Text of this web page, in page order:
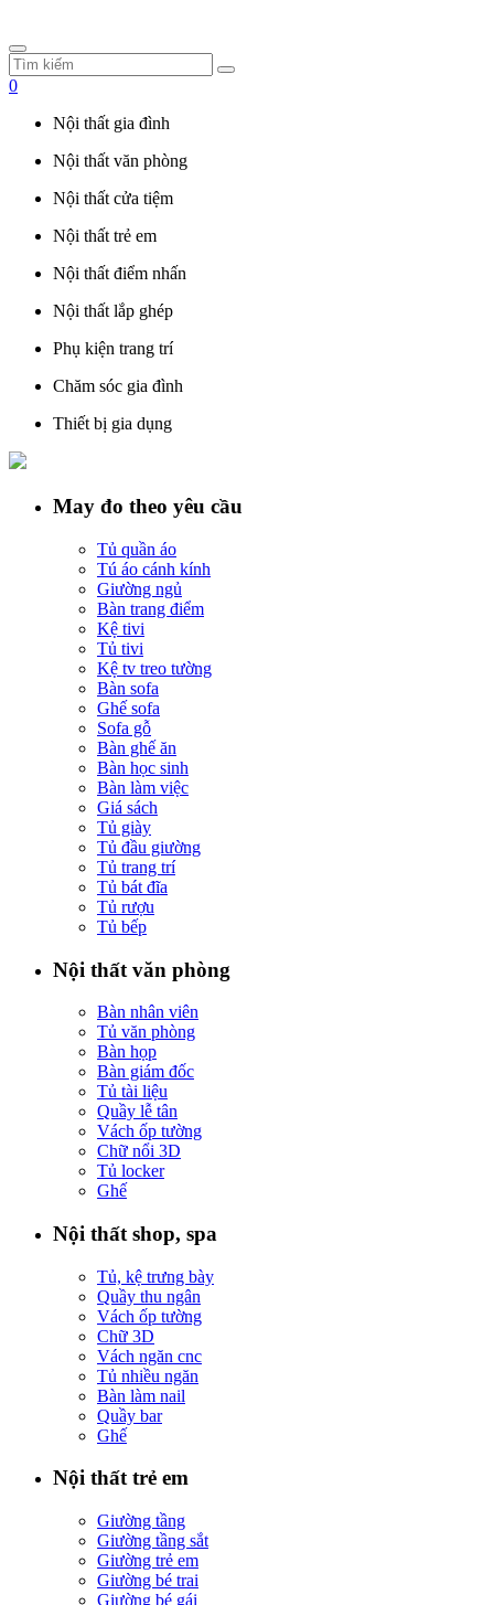
0
Nội thất gia đình
Nội thất văn phòng
Nội thất cửa tiệm
Nội thất trẻ em
Nội thất điểm nhấn
Nội thất lắp ghép
Phụ kiện trang trí
Chăm sóc gia đình
Thiết bị gia dụng
May đo theo yêu cầu
Tủ quần áo
Tú áo cánh kính
Giường ngủ
Bàn trang điểm
Kệ tivi
Tủ tivi
Kệ tv treo tường
Bàn sofa
Ghế sofa
Sofa gỗ
Bàn ghế ăn
Bàn học sinh
Bàn làm việc
Giá sách
Tủ giày
Tủ đầu giường
Tủ trang trí
Tủ bát đĩa
Tủ rượu
Tủ bếp
Nội thất văn phòng
Bàn nhân viên
Tủ văn phòng
Bàn họp
Bàn giám đốc
Tủ tài liệu
Quầy lễ tân
Vách ốp tường
Chữ nổi 3D
Tủ locker
Ghế
Nội thất shop, spa
Tủ, kệ trưng bày
Quầy thu ngân
Vách ốp tường
Chữ 3D
Vách ngăn cnc
Tủ nhiều ngăn
Bàn làm nail
Quầy bar
Ghế
Nội thất trẻ em
Giường tầng
Giường tầng sắt
Giường trẻ em
Giường bé trai
Giường bé gái